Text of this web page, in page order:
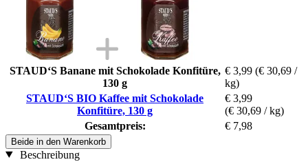
STAUD‘S Banane mit Schokolade Konfitüre,
130 g
€ 3,99 (€ 30,69 /
kg)
STAUD‘S BIO Kaffee mit Schokolade
Konfitüre, 130 g
€ 3,99
(€ 30,69 / kg)
Gesamtpreis:
€ 7,98
Beide in den Warenkorb
Beschreibung